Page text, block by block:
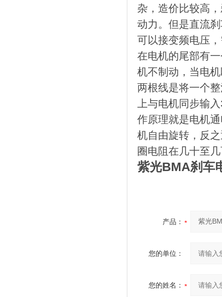
杂，造价比较高
动力。但是直流
可以接变频电压
在电机的尾部有
机不制动，当电
两根线是将一个
上与电机同步输
作原理就是电机
机自由旋转，反
圈电阻在几十至
紫光BMA刹车
产品：
您的单位：
您的姓名：